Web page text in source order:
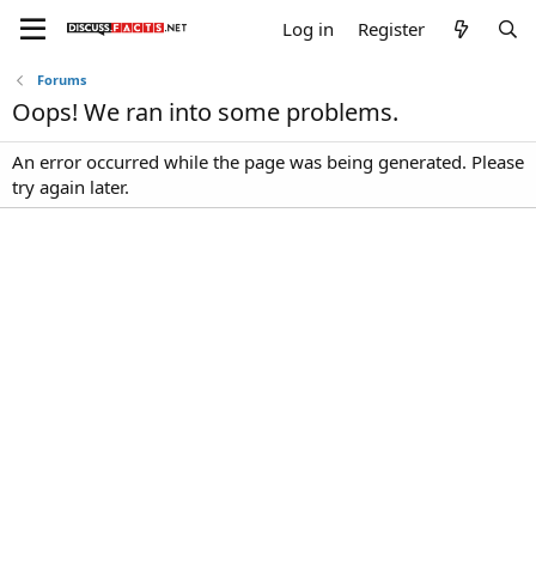
Log in Register
Forums
Oops! We ran into some problems.
An error occurred while the page was being generated. Please
try again later.